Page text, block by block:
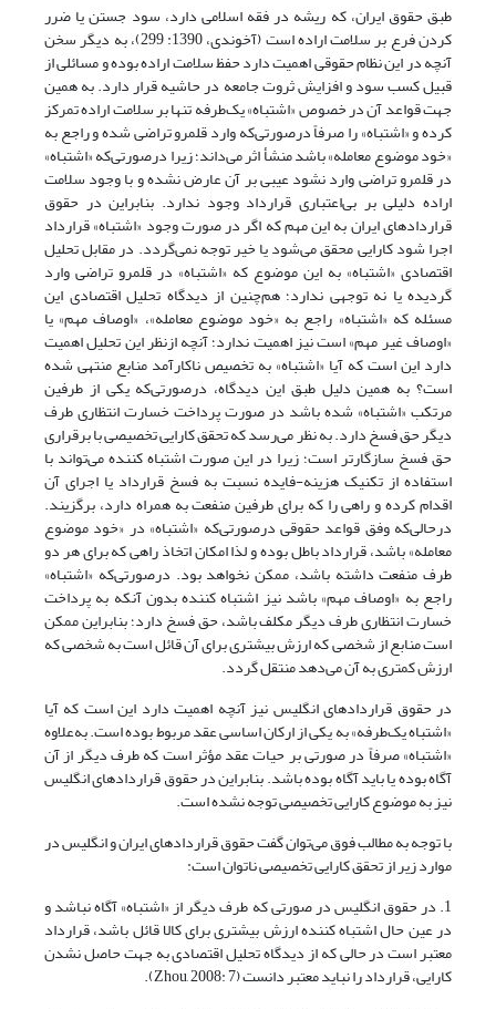
طبق حقوق ایران، که ریشه در فقه اسلامی دارد، سود جستن یا ضرر
کردن فرع بر سلامت اراده است (آخوندی، 1390: 299)، به دیگر سخن
آنچه در این نظام حقوقی اهمیت دارد حفظ سلامت اراده بوده و مسائلی از
قبیل کسب سود و افزایش ثروت جامعه در حاشیه قرار دارد. به همین
جهت قواعد آن در خصوص «اشتباه» یک‌طرفه تنها بر سلامت اراده تمرکز
کرده و «اشتباه» را صرفاً درصورتی‌که وارد قلمرو تراضی شده و راجع به
«خود موضوع معامله» باشد منشأ اثر می‌داند؛ زیرا درصورتی‌که «اشتباه»
در قلمرو تراضی وارد نشود عیبی بر آن عارض نشده و با وجود سلامت
اراده دلیلی بر بی‌اعتباری قرارداد وجود ندارد. بنابراین در حقوق
قراردادهای ایران به این مهم که اگر در صورت وجود «اشتباه» قرارداد
اجرا شود کارایی محقق می‌شود یا خیر توجه نمی‌گردد. در مقابل تحلیل
اقتصادی «اشتباه» به این موضوع که «اشتباه» در قلمرو تراضی وارد
گردیده یا نه توجهی ندارد؛ هم‌چنین از دیدگاه تحلیل اقتصادی این
مسئله که «اشتباه» راجع به «خود موضوع معامله»، «اوصاف مهم» یا
«اوصاف غیر مهم» است نیز اهمیت ندارد؛ آنچه ازنظر این تحلیل اهمیت
دارد این است که آیا «اشتباه» به تخصیص ناکارآمد منابع منتهی شده
است؟ به همین دلیل طبق این دیدگاه، درصورتی‌که یکی از طرفین
مرتکب «اشتباه» شده باشد در صورت پرداخت خسارت انتظاری طرف
دیگر حق فسخ دارد. به نظر می‌رسد که تحقق کارایی تخصیصی با برقراری
حق فسخ سازگارتر است؛ زیرا در این صورت اشتباه کننده می‌تواند با
استفاده از تکنیک هزینه-فایده نسبت به فسخ قرارداد یا اجرای آن
اقدام کرده و راهی را که برای طرفین منفعت به همراه دارد، برگزیند.
درحالی‌که وفق قواعد حقوقی درصورتی‌که «اشتباه» در «خود موضوع
معامله» باشد، قرارداد باطل بوده و لذا امکان اتخاذ راهی که برای هر دو
طرف منفعت داشته باشد، ممکن نخواهد بود. درصورتی‌که «اشتباه»
راجع به «اوصاف مهم» باشد نیز اشتباه کننده بدون آنکه به پرداخت
خسارت انتظاری طرف دیگر مکلف باشد، حق فسخ دارد؛ بنابراین ممکن
است منابع از شخصی که ارزش بیشتری برای آن قائل است به شخصی که
ارزش کمتری به آن می‌دهد منتقل گردد.
در حقوق قراردادهای انگلیس نیز آنچه اهمیت دارد این است که آیا
«اشتباه یک‌طرفه» به یکی از ارکان اساسی عقد مربوط بوده است. به‌علاوه
«اشتباه» صرفاً در صورتی بر حیات عقد مؤثر است که طرف دیگر از آن
آگاه بوده یا باید آگاه بوده باشد. بنابراین در حقوق قراردادهای انگلیس
نیز به موضوع کارایی تخصیصی توجه نشده است.
با توجه به مطالب فوق می‌توان گفت حقوق قراردادهای ایران و انگلیس در
موارد زیر از تحقق کارایی تخصیصی ناتوان است:
1. در حقوق انگلیس در صورتی که طرف دیگر از «اشتباه» آگاه نباشد و
در عین حال اشتباه کننده ارزش بیشتری برای کالا قائل باشد، قرارداد
معتبر است در حالی که از دیدگاه تحلیل اقتصادی به جهت حاصل نشدن
کارایی، قرارداد را نباید معتبر دانست (Zhou, 2008: 7).